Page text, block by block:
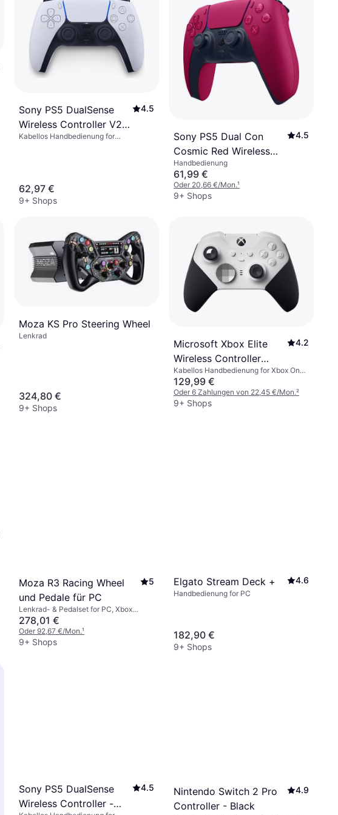
Sony PS5 DualSense
Wireless Controller V2 -
White/Black
4.5
Kabellos Handbedienung for
62,97 €
9+ Shops
Sony PS5 Dual Con
Cosmic Red Wireless
Controller
4.5
Handbedienung
61,99 €
Oder 20,66 €/Mon.¹
9+ Shops
Moza KS Pro Steering Wheel
Lenkrad
324,80 €
9+ Shops
Microsoft Xbox Elite
Wireless Controller
Series 2 - White
4.2
Kabellos Handbedienung for Xbox One,
PC, iOS, Android, Xbox Series X
129,99 €
Oder 6 Zahlungen von 22,45 €/Mon.²
9+ Shops
Moza R3 Racing Wheel
und Pedale für PC
5
Lenkrad- & Pedalset for PC, Xbox
Series S, Xbox One, Xbox Series X
278,01 €
Oder 92,67 €/Mon.¹
9+ Shops
Elgato Stream Deck + 4.6
Handbedienung for PC
182,90 €
9+ Shops
Sony PS5 DualSense
Wireless Controller -
4.5
Nintendo Switch 2 Pro
Controller - Black
4.9